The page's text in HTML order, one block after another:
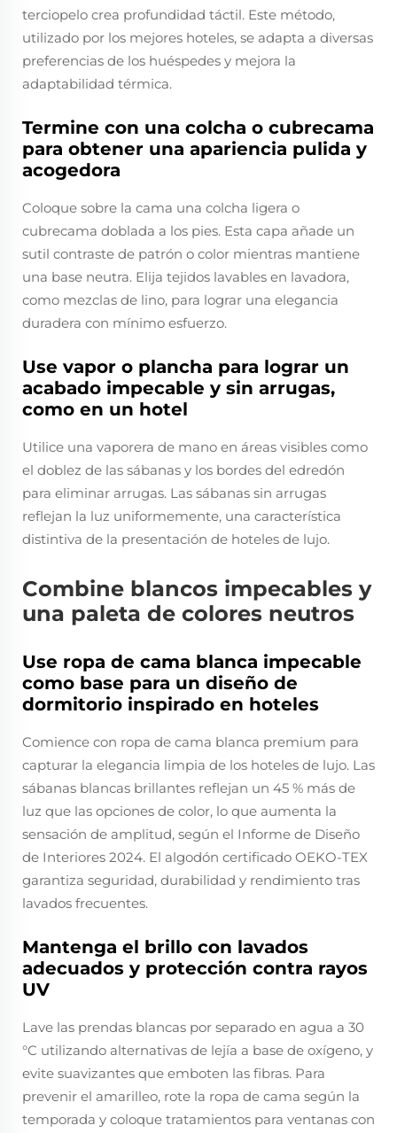
terciopelo crea profundidad táctil. Este método,
utilizado por los mejores hoteles, se adapta a diversas
preferencias de los huéspedes y mejora la
adaptabilidad térmica.
Termine con una colcha o cubrecama
para obtener una apariencia pulida y
acogedora
Coloque sobre la cama una colcha ligera o
cubrecama doblada a los pies. Esta capa añade un
sutil contraste de patrón o color mientras mantiene
una base neutra. Elija tejidos lavables en lavadora,
como mezclas de lino, para lograr una elegancia
duradera con mínimo esfuerzo.
Use vapor o plancha para lograr un
acabado impecable y sin arrugas,
como en un hotel
Utilice una vaporera de mano en áreas visibles como
el doblez de las sábanas y los bordes del edredón
para eliminar arrugas. Las sábanas sin arrugas
reflejan la luz uniformemente, una característica
distintiva de la presentación de hoteles de lujo.
Combine blancos impecables y
una paleta de colores neutros
Use ropa de cama blanca impecable
como base para un diseño de
dormitorio inspirado en hoteles
Comience con ropa de cama blanca premium para
capturar la elegancia limpia de los hoteles de lujo. Las
sábanas blancas brillantes reflejan un 45 % más de
luz que las opciones de color, lo que aumenta la
sensación de amplitud, según el Informe de Diseño
de Interiores 2024. El algodón certificado OEKO-TEX
garantiza seguridad, durabilidad y rendimiento tras
lavados frecuentes.
Mantenga el brillo con lavados
adecuados y protección contra rayos
UV
Lave las prendas blancas por separado en agua a 30
°C utilizando alternativas de lejía a base de oxígeno, y
evite suavizantes que emboten las fibras. Para
prevenir el amarilleo, rote la ropa de cama según la
temporada y coloque tratamientos para ventanas con